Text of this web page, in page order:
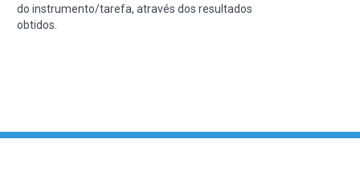
do instrumento/tarefa, através dos resultados
obtidos.